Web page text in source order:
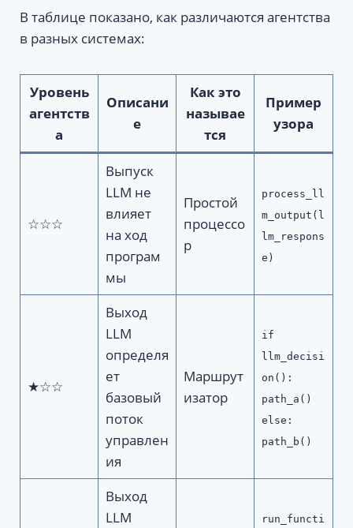
В таблице показано, как различаются агентства
в разных системах:
Уровень
агентств
а
Описани
е
Как это
называе
тся
Пример
узора
☆☆☆
Выпуск
LLM не
влияет
на ход
програм
мы
Простой
процессо
р
process_ll
m_output(l
lm_respons
e)
★☆☆
Выход
LLM
определя
ет
базовый
поток
управлен
ия
Маршрут
изатор
if
llm_decisi
on():
path_a()
else:
path_b()
Выход
LLM
run_functi